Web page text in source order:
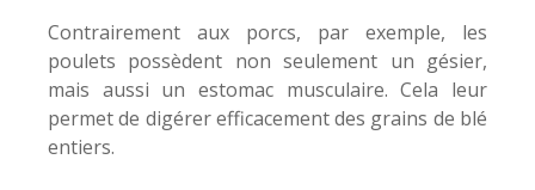
Contrairement aux porcs, par exemple, les
poulets possèdent non seulement un gésier,
mais aussi un estomac musculaire. Cela leur
permet de digérer efficacement des grains de blé
entiers.